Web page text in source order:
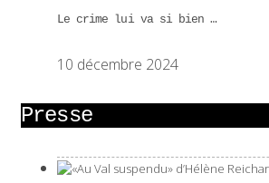
Le crime lui va si bien …
10 décembre 2024
Presse